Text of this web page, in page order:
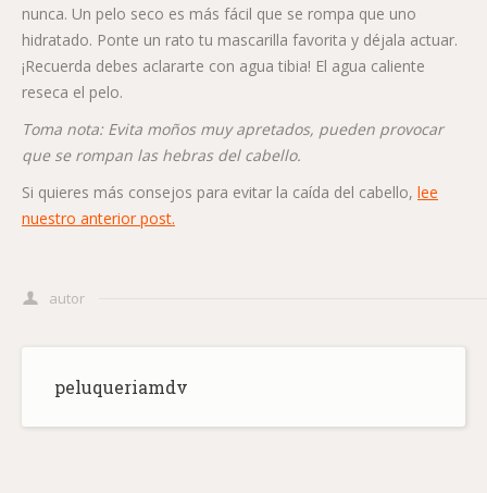
nunca. Un pelo seco es más fácil que se rompa que uno
hidratado. Ponte un rato tu mascarilla favorita y déjala actuar.
¡Recuerda debes aclararte con agua tibia! El agua caliente
reseca el pelo.
Toma nota: Evita moños muy apretados, pueden provocar
que se rompan las hebras del cabello.
Si quieres más consejos para evitar la caída del cabello, lee
nuestro anterior post.
autor
peluqueriamdv